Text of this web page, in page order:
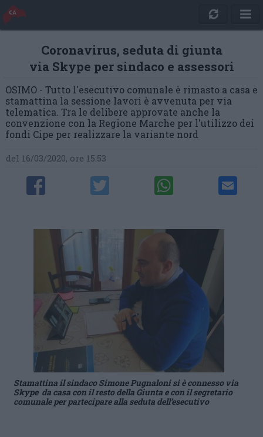
Coronavirus, seduta di giunta
via Skype per sindaco e assessori
OSIMO - Tutto l'esecutivo comunale è rimasto a casa e
stamattina la sessione lavori è avvenuta per via
telematica. Tra le delibere approvate anche la
convenzione con la Regione Marche per l'utilizzo dei
fondi Cipe per realizzare la variante nord
del 16/03/2020, ore 15:53
Stamattina il sindaco Simone Pugnaloni si è connesso via
Skype da casa con il resto della Giunta e con il segretario
comunale per partecipare alla seduta dell’esecutivo